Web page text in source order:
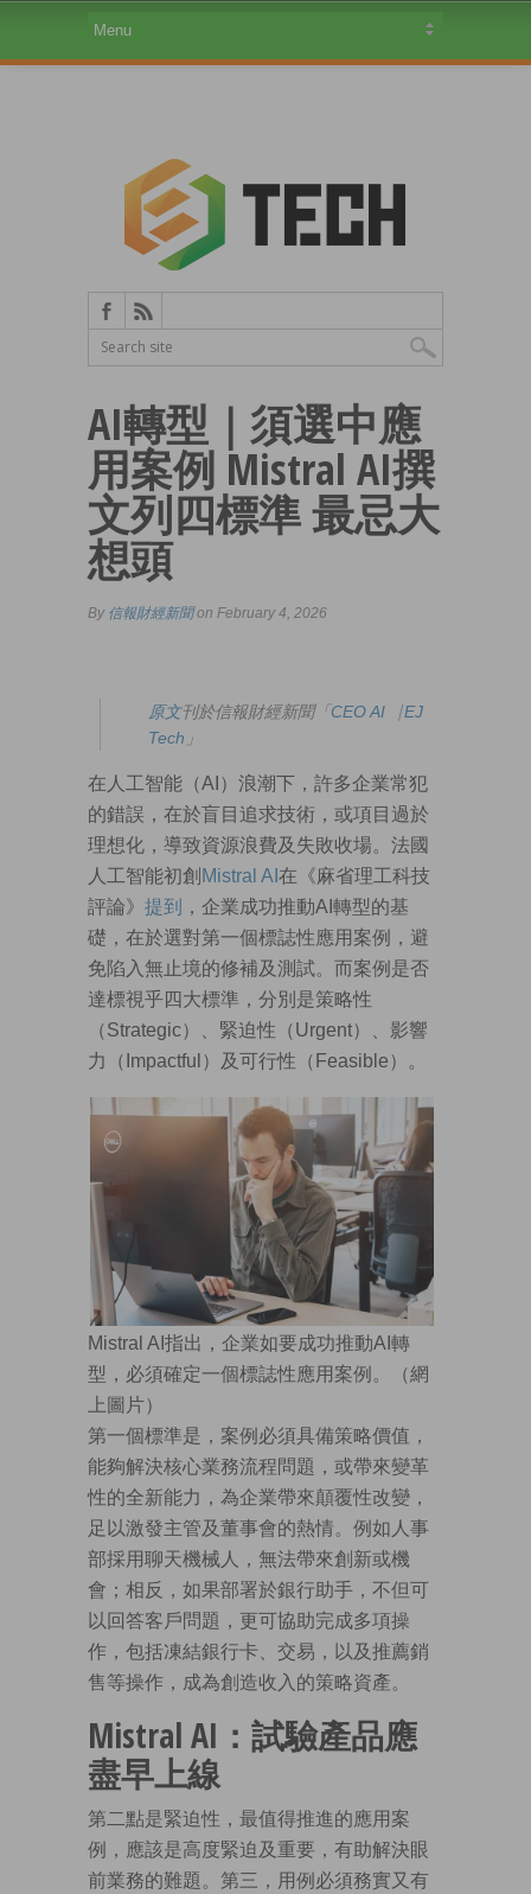
AI轉型｜須選中應
用案例 Mistral AI撰
文列四標準 最忌大
想頭
By 信報財經新聞on February 4, 2026
原文刊於信報財經新聞「CEO AI⎹ EJ
Tech 」
在人工智能（AI）浪潮下，許多企業常犯
的錯誤，在於盲目追求技術，或項目過於
理想化，導致資源浪費及失敗收場。法國
人工智能初創 Mistral AI 在《麻省理工科技
評論》 提到
，企業成功推動AI轉型的基
礎，在於選對第一個標誌性應用案例，避
免陷入無止境的修補及測試。而案例是否
達標視乎四大標準，分別是策略性
（Strategic）、緊迫性（Urgent）、影響
力（Impactful）及可行性（Feasible）。
Mistral AI指出，企業如要成功推動AI轉
型，必須確定一個標誌性應用案例。（網
上圖片）
第一個標準是，案例必須具備策略價值，
能夠解決核心業務流程問題，或帶來變革
性的全新能力，為企業帶來顛覆性改變，
足以激發主管及董事會的熱情。例如人事
部採用聊天機械人，無法帶來創新或機
會；相反，如果部署於銀行助手，不但可
以回答客戶問題，更可協助完成多項操
作，包括凍結銀行卡、交易，以及推薦銷
售等操作，成為創造收入的策略資產。
Mistral AI：試驗產品應
盡早上線
第二點是緊迫性，最值得推進的應用案
例，應該是高度緊迫及重要，有助解決眼
前業務的難題。第三，用例必須務實又有